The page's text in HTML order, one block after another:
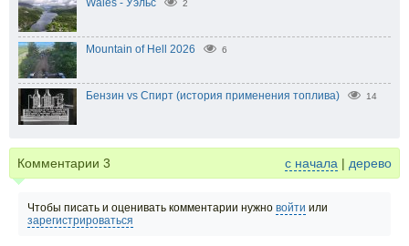
2
Mountain of Hell 2026 6
Бензин vs Спирт (история применения топлива) 14
Комментарии 3 с начала | дерево
Чтобы писать и оценивать комментарии нужно войти или
зарегистрироваться